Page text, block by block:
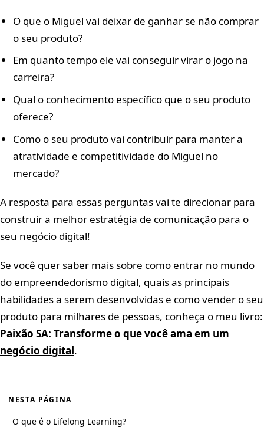
O que o Miguel vai deixar de ganhar se não comprar
o seu produto?
Em quanto tempo ele vai conseguir virar o jogo na
carreira?
Qual o conhecimento específico que o seu produto
oferece?
Como o seu produto vai contribuir para manter a
atratividade e competitividade do Miguel no
mercado?
A resposta para essas perguntas vai te direcionar para
construir a melhor estratégia de comunicação para o
seu negócio digital!
Se você quer saber mais sobre como entrar no mundo
do empreendedorismo digital, quais as principais
habilidades a serem desenvolvidas e como vender o seu
produto para milhares de pessoas, conheça o meu livro:
Paixão SA: Transforme o que você ama em um
negócio digital.
NESTA PÁGINA
O que é o Lifelong Learning?